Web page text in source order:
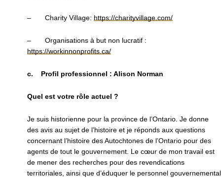
– Charity Village: https://charityvillage.com/
– Organisations à but non lucratif :
https://workinnonprofits.ca/
c. Profil professionnel : Alison Norman
Quel est votre rôle actuel ?
Je suis historienne pour la province de l’Ontario. Je donne
des avis au sujet de l’histoire et je réponds aux questions
concernant l’histoire des Autochtones de l’Ontario pour des
agents de tout le gouvernement. Le cœur de mon travail est
de mener des recherches pour des revendications
territoriales, ainsi que d’éduquer le personnel gouvernemental